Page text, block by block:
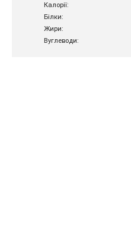
Калорії:
Білки:
Жири:
Вуглеводи: